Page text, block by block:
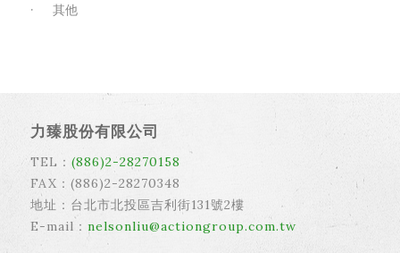
其他
力臻股份有限公司
TEL： (886)2-28270158
FAX：(886)2-28270348
地址：台北市北投區吉利街131號2樓
E-mail： nelsonliu@actiongroup.com.tw